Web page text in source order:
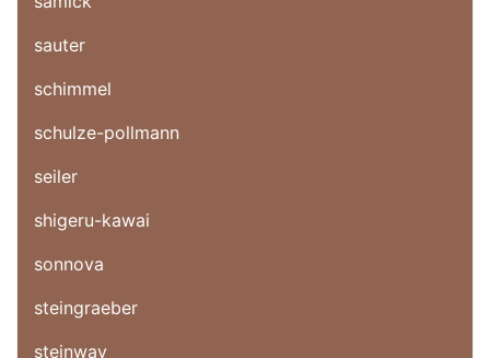
sauter
schimmel
schulze-pollmann
seiler
shigeru-kawai
sonnova
steingraeber
steinway